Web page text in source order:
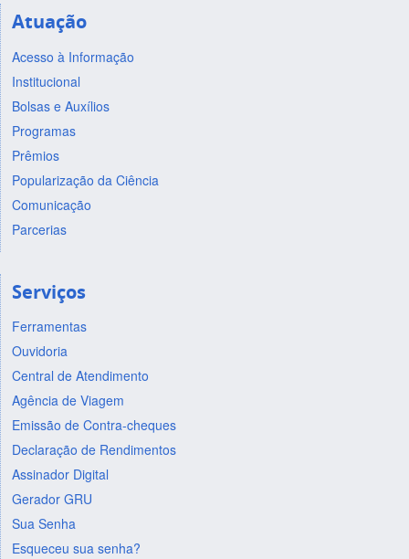
Atuação
Acesso à Informação
Institucional
Bolsas e Auxílios
Programas
Prêmios
Popularização da Ciência
Comunicação
Parcerias
Serviços
Ferramentas
Ouvidoria
Central de Atendimento
Agência de Viagem
Emissão de Contra-cheques
Declaração de Rendimentos
Assinador Digital
Gerador GRU
Sua Senha
Esqueceu sua senha?